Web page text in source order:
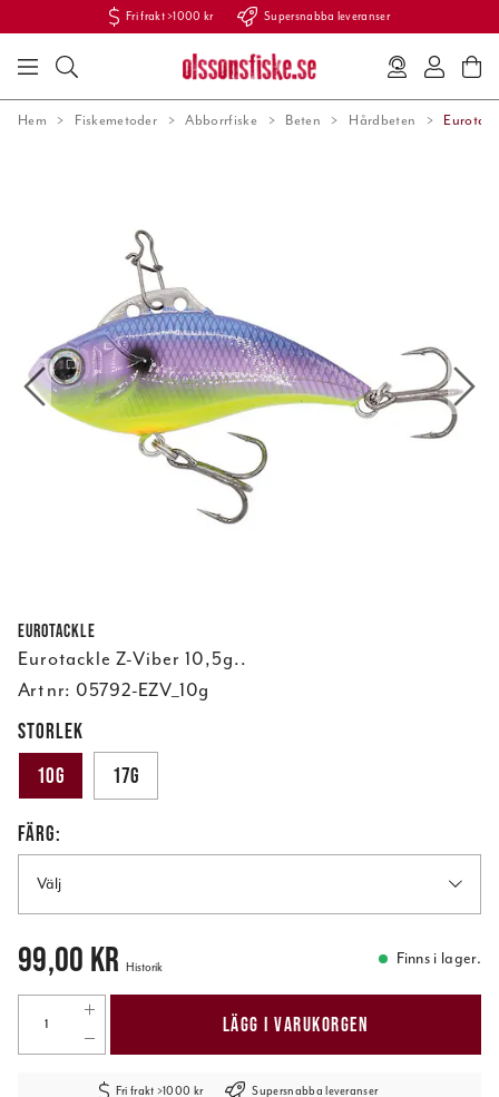
Fri frakt >1000 kr Supersnabba leveranser
Hem Fiskemetoder Abborrfiske Beten Hårdbeten
Eurotackle
Eurotackle Z-Viber 10,5g..
Art nr: 05792-EZV_10g
STORLEK
10g
17g
FÄRG:
Välj
Pris: 99,00 kr
99,00 kr Historik Finns i lager.
LÄGG I VARUKORGEN
Fri frakt >1000 kr Supersnabba leveranser